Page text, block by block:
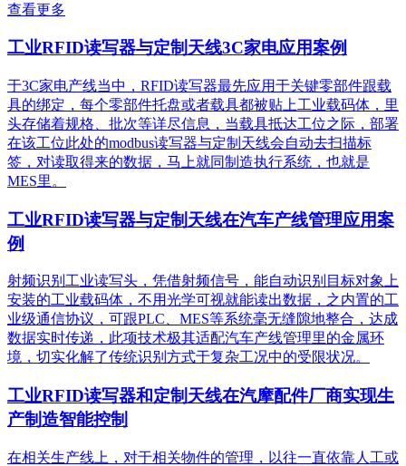
查看更多
工业RFID读写器与定制天线3C家电应用案例
于3C家电产线当中，RFID读写器最先应用于关键零部件跟载
具的绑定，每个零部件托盘或者载具都被贴上工业载码体，里
头存储着规格、批次等详尽信息，当载具抵达工位之际，部署
在该工位此处的modbus读写器与定制天线会自动去扫描标
签，对读取得来的数据，马上就同制造执行系统，也就是
MES里。
工业RFID读写器与定制天线在汽车产线管理应用案
例
射频识别工业读写头，凭借射频信号，能自动识别目标对象上
安装的工业载码体，不用光学可视就能读出数据，之内置的工
业级通信协议，可跟PLC、MES等系统毫无缝隙地整合，达成
数据实时传递，此项技术极其适配汽车产线管理里的金属环
境，切实化解了传统识别方式于复杂工况中的受限状况。
工业RFID读写器和定制天线在汽摩配件厂商实现生
产制造智能控制
在相关生产线上，对于相关物件的管理，以往一直依靠人工或